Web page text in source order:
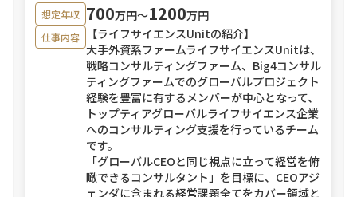
想定年収 700万円〜1200万円
仕事内容
【ライフサイエンスUnitの紹介】
大手外資系ファームライフサイエンスUnitは、
戦略コンサルティングファーム、Big4コンサル
ティングファームでのグローバルプロジェクト
経験を豊富に有するメンバーが中心となって、
トップティアグローバルライフサイエンス企業
へのコンサルティング支援を行っているチーム
です。
「グローバルCEOと同じ視点に立って経営を俯
瞰できるコンサルタント」を目標に、CEOアジ
ェンダに含まれる経営課題全てをカバー領域と